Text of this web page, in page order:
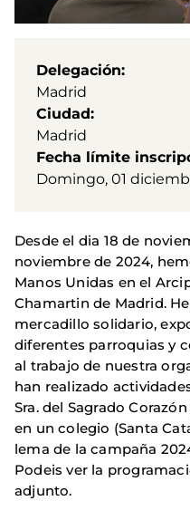
Delegación
Madrid
Ciudad
Madrid
Fecha límite
Domingo, 01
Desde el dia 18 de
noviembre de 2024,
Manos Unidas en el
Chamartin de Madrid.
mercadillo solidario,
diferentes parroquias y
al trabajo de nuestra
han realizado
Sra. del Sagrado
en un colegio (Santa
lema de la campaña
Podeis ver la
adjunto.